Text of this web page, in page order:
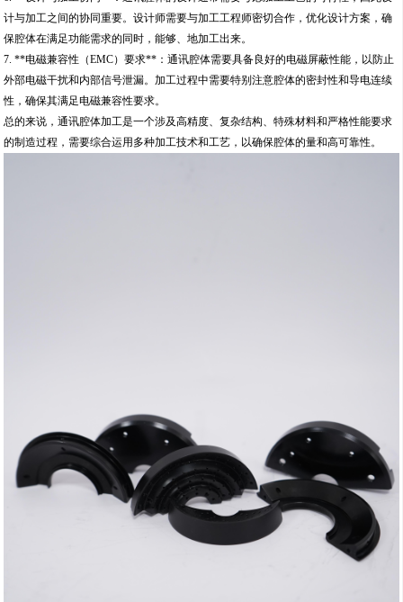
计与加工之间的协同重要。设计师需要与加工工程师密切合作，优化设计方案，确
保腔体在满足功能需求的同时，能够、地加工出来。
7. **电磁兼容性（EMC）要求**：通讯腔体需要具备良好的电磁屏蔽性能，以防止
外部电磁干扰和内部信号泄漏。加工过程中需要特别注意腔体的密封性和导电连续
性，确保其满足电磁兼容性要求。
总的来说，通讯腔体加工是一个涉及高精度、复杂结构、特殊材料和严格性能要求
的制造过程，需要综合运用多种加工技术和工艺，以确保腔体的量和高可靠性。